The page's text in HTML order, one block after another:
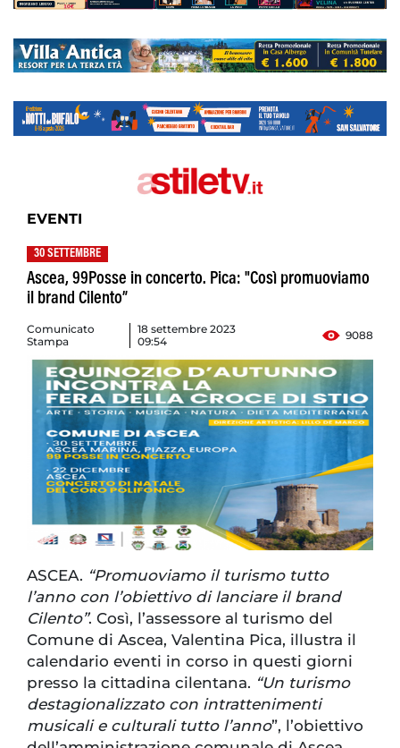
EVENTI
30 SETTEMBRE
Ascea, 99Posse in concerto. Pica: "Così promuoviamo
il brand Cilento”
Comunicato
Stampa
18 settembre 2023
09:54
9088
ASCEA. “Promuoviamo il turismo tutto
l’anno con l’obiettivo di lanciare il brand
Cilento”. Così, l’assessore al turismo del
Comune di Ascea, Valentina Pica, illustra il
calendario eventi in corso in questi giorni
presso la cittadina cilentana. “Un turismo
destagionalizzato con intrattenimenti
musicali e culturali tutto l’anno”, l’obiettivo